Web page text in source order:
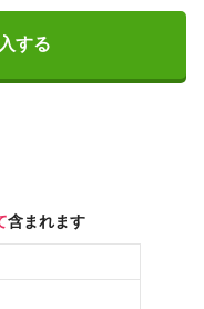
する
含まれます